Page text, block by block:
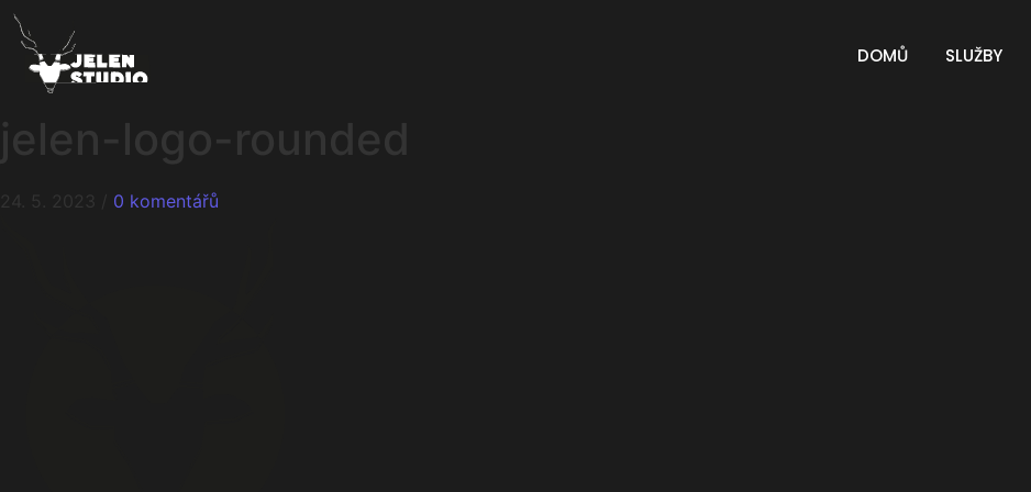
DOMŮ SLUŽBY
jelen-logo-rounded
24. 5. 2023 0 komentářů